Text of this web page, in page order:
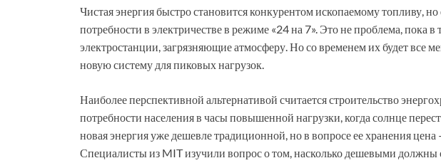
Чистая энергия быстро становится конкурентом ископаемому топливу,
потребности в электричестве в режиме «24 на 7». Это не проблема, пока
электростанции, загрязняющие атмосферу. Но со временем их будет все
новую систему для пиковых нагрузок.
Наиболее перспективной альтернативой считается строительство
потребности населения в часы повышенной нагрузки, когда солнце
новая энергия уже дешевле традиционной, но в вопросе ее хранения
Специалисты из MIT изучили вопрос о том, насколько дешевыми должны